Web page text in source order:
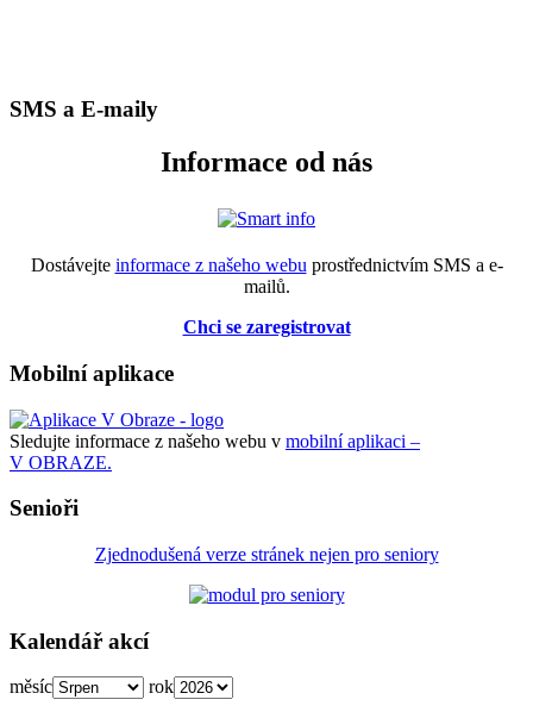
SMS a E-maily
Informace od nás
Dostávejte informace z našeho webu prostřednictvím SMS a e-
mailů.
Chci se zaregistrovat
Mobilní aplikace
Sledujte informace z našeho webu v mobilní aplikaci –
V OBRAZE.
Senioři
Zjednodušená verze stránek nejen pro seniory
Kalendář akcí
měsíc rok